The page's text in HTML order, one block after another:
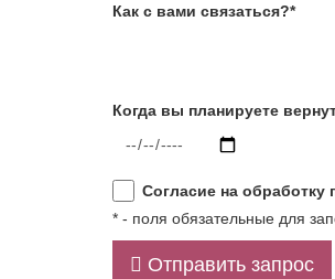
Как с вами связаться?*
Когда вы планируете
Согласие на
* - поля обязательные для
Отправить запрос